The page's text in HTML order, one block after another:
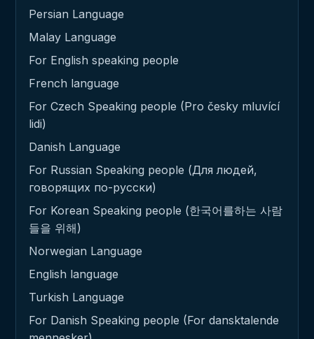
Persian Language
Malay Language
For English speaking people
French language
For Czech Speaking people (Pro česky mluvící
lidi)
Danish Language
For Russian Speaking people (Для людей,
говорящих по-русски)
For Korean Speaking people (한국어를하는 사람
들을 위해)
Norwegian Language
English language
Turkish Language
For Danish Speaking people (For dansktalende